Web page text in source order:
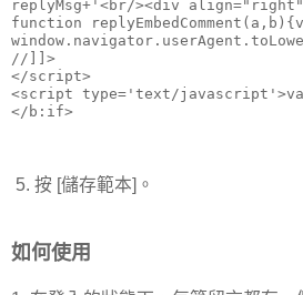
replyMsg+'<br/><div
function
//]]>
</script>
<script type='text/javascript'>var
</b:if>
5. 按 [儲存範本]。
如何使用